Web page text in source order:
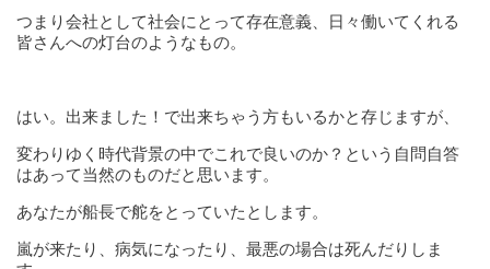
つまり会社として社会にとって存在意義、日々働いてくれる
皆さんへの灯台のようなもの。
はい。出来ました！で出来ちゃう方もいるかと存じますが、
変わりゆく時代背景の中でこれで良いのか？という自問自答
はあって当然のものだと思います。
あなたが船長で舵をとっていたとします。
嵐が来たり、病気になったり、最悪の場合は死んだりしま